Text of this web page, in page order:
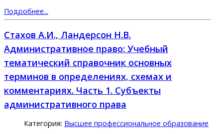
Подробнее...
Стахов А.И., Ландерсон Н.В.
Административное право: Учебный
тематический справочник основных
терминов в определениях, схемах и
комментариях. Часть 1. Субъекты
административного права
Категория: Высшее профессиональное образование